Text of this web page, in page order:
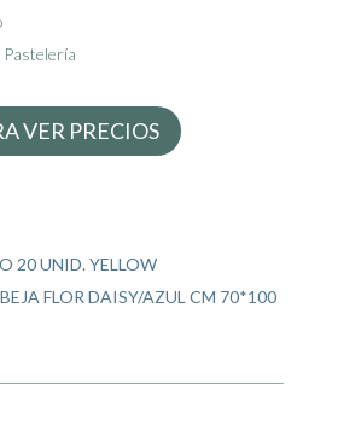
Pastelería
VER PRECIOS
20 UNID. YELLOW
FLOR DAISY/AZUL CM 70*100